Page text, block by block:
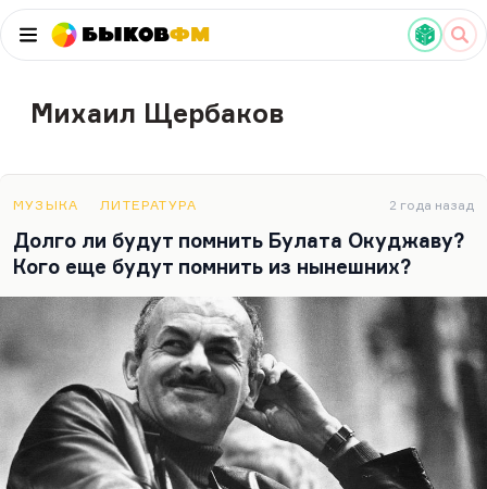
БыковФМ
Михаил Щербаков
МУЗЫКА ЛИТЕРАТУРА 2 года назад
Долго ли будут помнить Булата Окуджаву?
Кого еще будут помнить из нынешних?